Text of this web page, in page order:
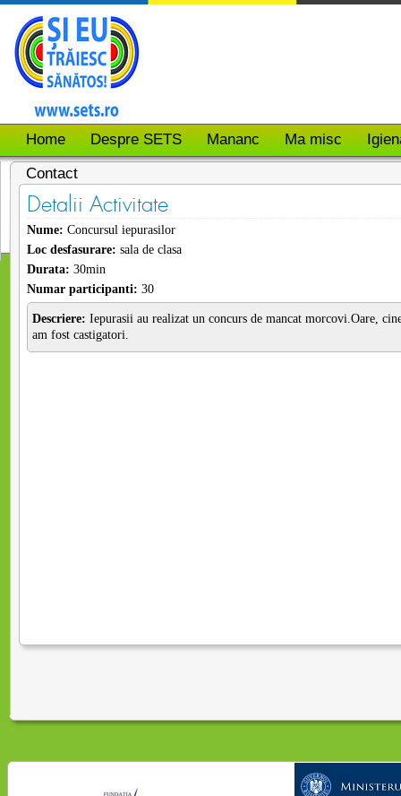
Home Despre SETS Mananc Ma misc
Contact
Detalii Activitate
Nume: Concursul iepurasilor
Loc desfasurare: sala de clasa
Durata: 30min
Numar participanti: 30
Descriere: Iepurasii au realizat un concurs de mancat morcovi.Oare,
am fost castigatori.